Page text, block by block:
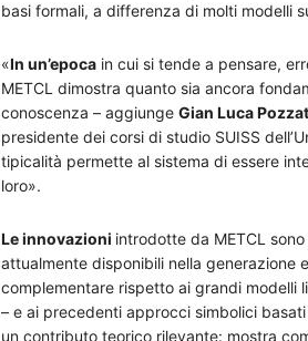
basi formali, a differenza di molti modelli
«In un’epoca in cui si tende a pensare,
METCL dimostra quanto sia ancora
conoscenza – aggiunge Gian Luca
presidente dei corsi di studio SUISS
tipicalità permette al sistema di essere
loro».
Le innovazioni introdotte da METCL
attualmente disponibili nella generazione
complementare rispetto ai grandi modelli
– e ai precedenti approcci simbolici
un contributo teorico rilevante: mostra